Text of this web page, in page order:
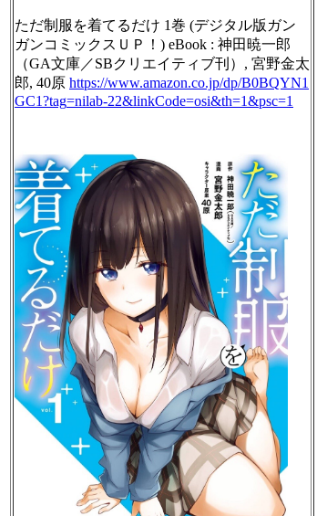
ただ制服を着てるだけ 1巻 (デジタル版ガン
ガンコミックスＵＰ！) eBook : 神田暁一郎
（GA文庫／SBクリエイティブ刊）, 宮野金太
郎, 40原 https://www.amazon.co.jp/dp/B0BQYN1
GC1?tag=nilab-22&linkCode=osi&th=1&psc=1